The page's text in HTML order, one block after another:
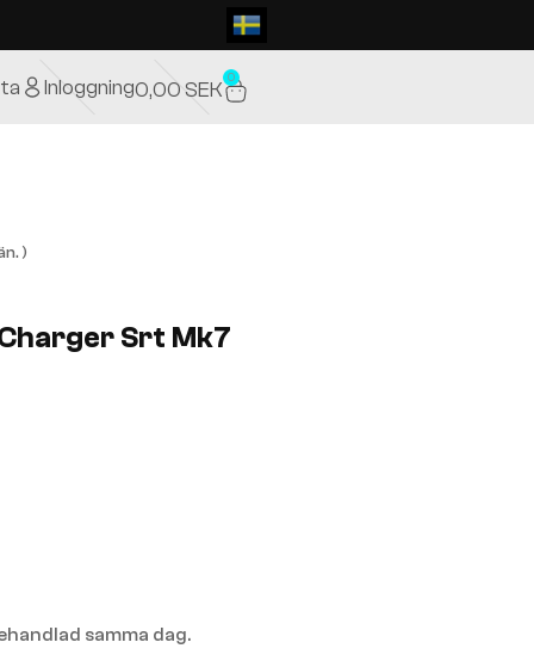
Inloggning0,00SEK 0
)
Srt Mk7
samma dag.